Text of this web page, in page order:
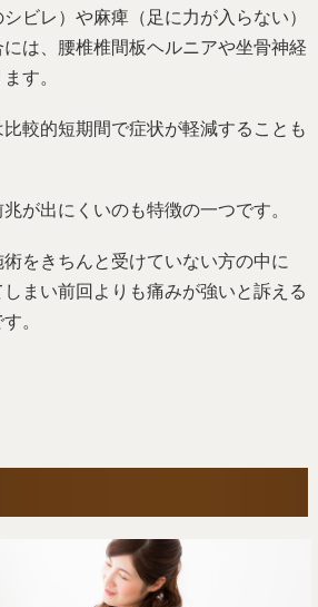
ビレ）や麻痺（足に力が入らない）
は、腰椎椎間板ヘルニアや坐骨神経
す。
較的短期間で症状が軽減することも
が出にくいのも特徴の一つです。
をきちんと受けていない方の中に
まい前回よりも痛みが強いと訴える
。